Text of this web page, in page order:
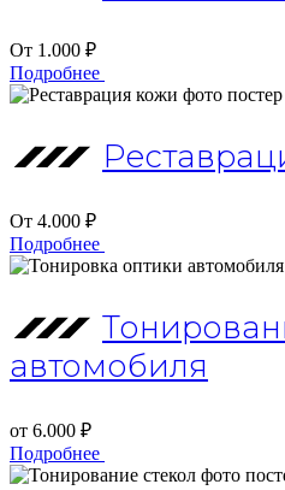
От 1.000 ₽
Подробнее
От 4.000 ₽
Подробнее
автомобиля
от 6.000 ₽
Подробнее